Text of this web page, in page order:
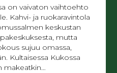
on vaivaton vaihtoehto
Kahvi- ja ruokaravintola
keskustan
mutta
sujuu omassa,
Kultaisessa Kukossa
makeatkin…